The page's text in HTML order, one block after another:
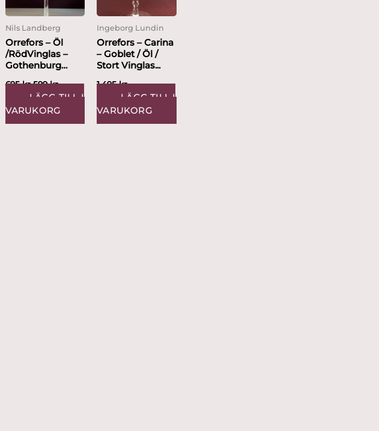
Nils Landberg
Orrefors – Öl
/RödVinglas –
Gothenburg
Landberg
695kr 599kr
LÄGG TILL I
VARUKORG
Ingeborg Lundin
Orrefors – Carina
– Goblet / Öl /
Stort Vinglas...
1,495kr
LÄGG TILL I
VARUKORG